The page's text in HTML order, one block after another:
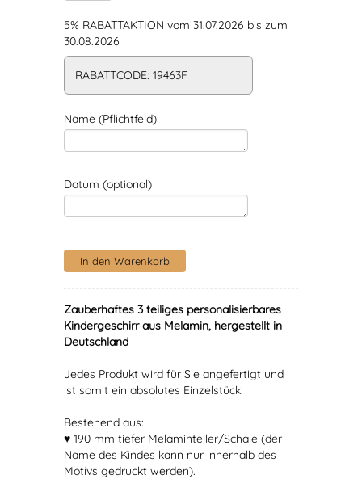
5% RABATTAKTION vom 31.07.2026 bis zum
30.08.2026
RABATTCODE: 19463F
Name (Pflichtfeld)
Datum (optional)
Zauberhaftes 3 teiliges personalisierbares
Kindergeschirr aus Melamin, hergestellt in
Deutschland
Jedes Produkt wird für Sie angefertigt und
ist somit ein absolutes Einzelstück.
Bestehend aus:
♥ 190 mm tiefer Melaminteller/Schale (der
Name des Kindes kann nur innerhalb des
Motivs gedruckt werden).